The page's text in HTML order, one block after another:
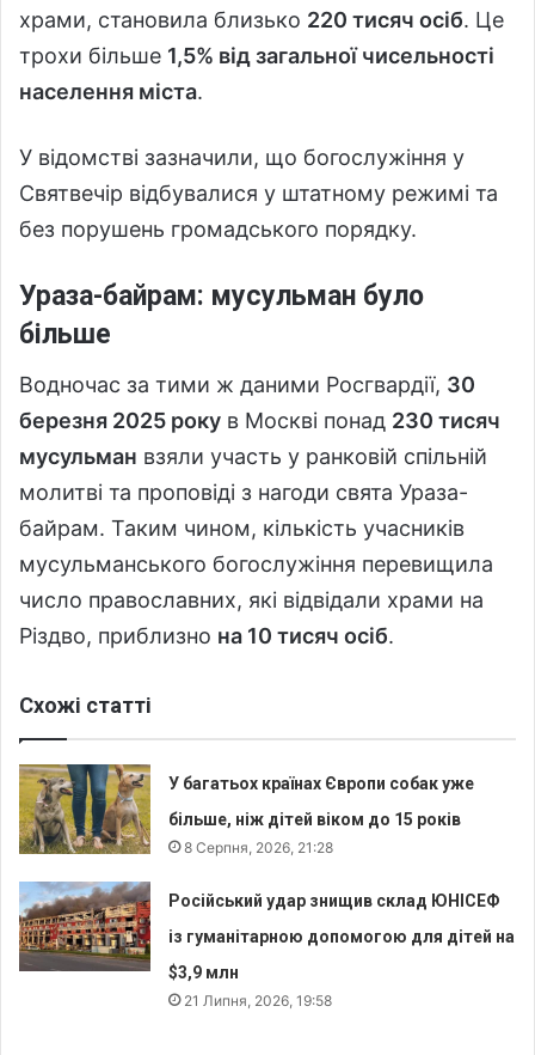
храми, становила близько 220 тисяч осіб. Це
трохи більше 1,5% від загальної чисельності
населення міста.
У відомстві зазначили, що богослужіння у
Святвечір відбувалися у штатному режимі та
без порушень громадського порядку.
Ураза-байрам: мусульман було
більше
Водночас за тими ж даними Росгвардії, 30
березня 2025 року в Москві понад 230 тисяч
мусульман взяли участь у ранковій спільній
молитві та проповіді з нагоди свята Ураза-
байрам. Таким чином, кількість учасників
мусульманського богослужіння перевищила
число православних, які відвідали храми на
Різдво, приблизно на 10 тисяч осіб.
Схожі статті
У багатьох країнах Європи собак уже
більше, ніж дітей віком до 15 років
8 Серпня, 2026, 21:28
Російський удар знищив склад ЮНІСЕФ
із гуманітарною допомогою для дітей на
$3,9 млн
21 Липня, 2026, 19:58